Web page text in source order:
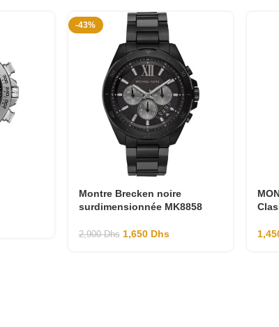
-43%
Montre Brecken noire
surdimensionnée MK8858
2,900Dhs 1,650 Dhs